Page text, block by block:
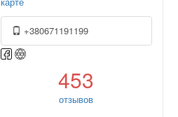
+380671191199
453
отзывов